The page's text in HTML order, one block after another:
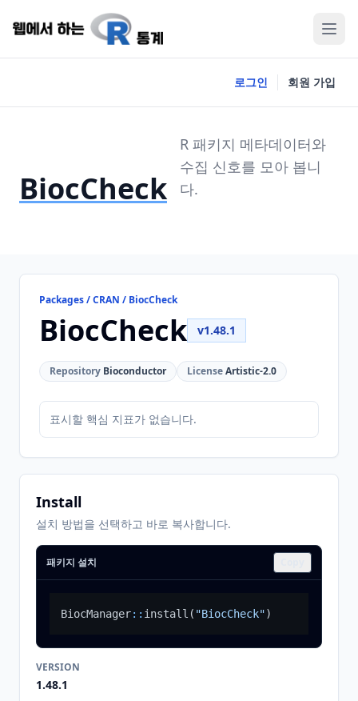
로그인 회원 가입
BiocCheck
R 패키지 메타데이터와
수집 신호를 모아 봅니
다.
Packages / CRAN / BiocCheck
BiocCheck v1.48.1
Repository Bioconductor LicenseArtistic-2.0
표시할 핵심 지표가 없습니다.
Install
설치 방법을 선택하고 바로 복사합니다.
패키지 설치
BiocManager:: install ( "BiocCheck")
VERSION
1.48.1